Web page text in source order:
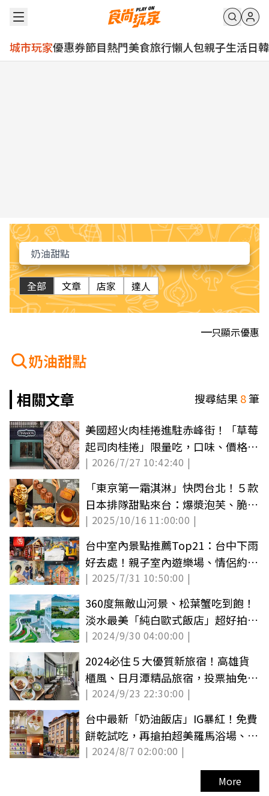
城市玩家優惠券節目熱門美食旅行懶人包親子生活日韓
全部 文章 店家 達人
只顯示優惠
奶油甜點
相關文章
搜尋結果8筆
美國超火肉桂捲進駐赤峰街！「草莓
起司肉桂捲」限量吃，口味、價格一
覽
| 2026/7/27 10:42:40 |
「東京第一霜淇淋」快閃台北！５款
日本排隊甜點來台：爆漿泡芙、脆皮
可麗露
| 2025/10/16 11:00:00 |
台中室內景點推薦Top21：台中下雨
好去處！親子室內遊樂場、情侶約
會、免費景點
| 2025/7/31 10:50:00 |
360度無敵山河景、松葉蟹吃到飽！
淡水最美「純白歐式飯店」超好拍，
快來免費抽住宿券！(中獎公布)
| 2024/9/30 04:00:00 |
2024必住５大優質新旅宿！高雄貨
櫃風、日月潭精品旅宿，投票抽免費
環島住一年
| 2024/9/23 22:30:00 |
台中最新「奶油飯店」IG暴紅！免費
餅乾試吃，再搶拍超美羅馬浴場、貓
咪客房
| 2024/8/7 02:00:00 |
More